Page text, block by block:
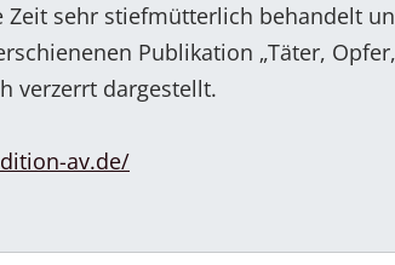
sehr stiefmütterlich behandelt
Publikation „Täter, Opfer,
verzerrt dargestellt.
av.de/